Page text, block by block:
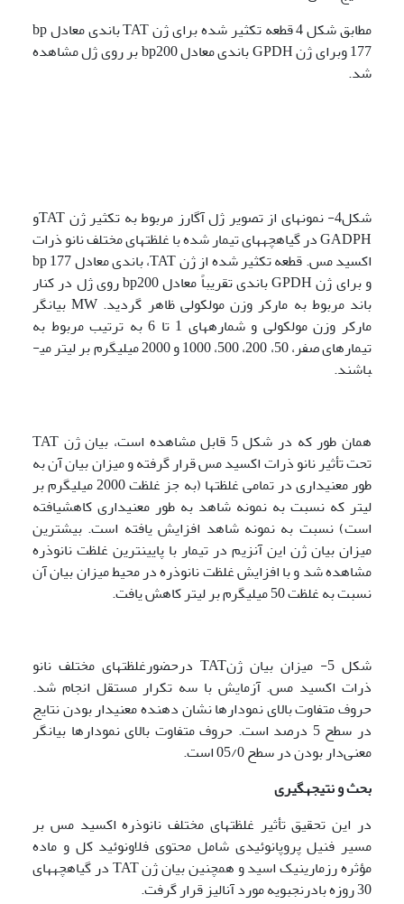
مطابق شکل 4 قطعه تکثیر شده برای ژن TAT باندی معادل bp
177 وبرای ژن GPDH باندی معادل bp200 بر روی ژل مشاهده
شد.
شکل4- نمونه­ای از تصویر ژل آگارز مربوط به تکثیر ژن TATو
GADPH در گیاهچه­های تیمار شده با غلظتهای مختلف نانو ذرات
اکسید مس. قطعه تکثیر شده از ژن TAT، باندی معادل bp 177
و برای ژن GPDH باندی تقریباً معادل bp200 روی ژل در کنار
باند مربوط به مارکر وزن مولکولی ظاهر گردید. MW بیانگر
مارکر وزن مولکولی و شماره­های 1 تا 6 به ترتیب مربوط به
تیمارهای صفر، 50، 200، 500، 1000 و 2000 میلی­گرم بر لیتر می­
باشند.
همان طور که در شکل 5 قابل مشاهده است، بیان ژن TAT
تحت تأثیر نانو ذرات اکسید مس قرار گرفته و میزان بیان آن به
طور معنی­داری در تمامی غلظتها (به جز غلظت 2000 میلی­گرم بر
لیتر که نسبت به نمونه شاهد به طور معنی­داری کاهش­یافته
است) نسبت به نمونه شاهد افزایش یافته است. بیشترین
میزان بیان ژن این آنزیم در تیمار با پایین­ترین غلظت نانوذره
مشاهده شد و با افزایش غلظت نانوذره در محیط میزان بیان آن
نسبت به غلظت 50 میلی­گرم بر لیتر کاهش یافت.
شکل 5- میزان بیان ژنTAT درحضورغلظتهای مختلف نانو
ذرات اکسید مس. آزمایش با سه تکرار مستقل انجام شد.
حروف متفاوت بالای نمودارها نشان دهنده معنی­دار بودن نتایج
در سطح 5 درصد است. حروف متفاوت بالای نمودارها بیانگر
معنی‌دار بودن در سطح 05/0 است.
بحث و نتیجه­گیری
در این تحقیق تأثیر غلظتهای مختلف نانوذره اکسید مس بر
مسیر فنیل پروپانوئیدی شامل محتوی فلاونوئید کل و ماده
مؤثره رزمارینیک اسید و همچنین بیان ژن TAT در گیاهچه­های
30 روزه بادرنجبویه مورد آنالیز قرار گرفت.